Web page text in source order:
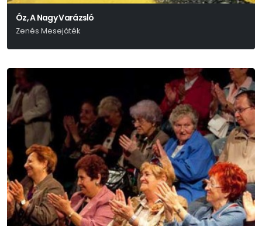
Óz, A Nagy Varázsló
Zenés Mesejáték